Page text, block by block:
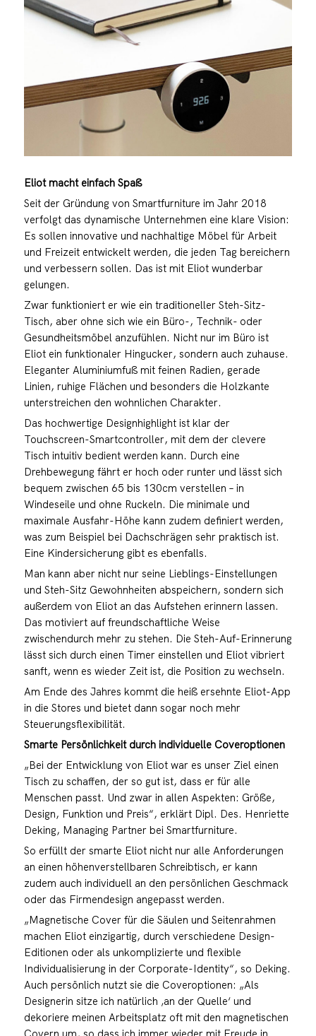
Eliot macht einfach Spaß
Seit der Gründung von Smartfurniture im Jahr 2018
verfolgt das dynamische Unternehmen eine klare Vision:
Es sollen innovative und nachhaltige Möbel für Arbeit
und Freizeit entwickelt werden, die jeden Tag bereichern
und verbessern sollen. Das ist mit Eliot wunderbar
gelungen.
Zwar funktioniert er wie ein traditioneller Steh-Sitz-
Tisch, aber ohne sich wie ein Büro-, Technik- oder
Gesundheitsmöbel anzufühlen. Nicht nur im Büro ist
Eliot ein funktionaler Hingucker, sondern auch zuhause.
Eleganter Aluminiumfuß mit feinen Radien, gerade
Linien, ruhige Flächen und besonders die Holzkante
unterstreichen den wohnlichen Charakter.
Das hochwertige Designhighlight ist klar der
Touchscreen-Smartcontroller, mit dem der clevere
Tisch intuitiv bedient werden kann. Durch eine
Drehbewegung fährt er hoch oder runter und lässt sich
bequem zwischen 65 bis 130cm verstellen – in
Windeseile und ohne Ruckeln. Die minimale und
maximale Ausfahr-Höhe kann zudem definiert werden,
was zum Beispiel bei Dachschrägen sehr praktisch ist.
Eine Kindersicherung gibt es ebenfalls.
Man kann aber nicht nur seine Lieblings-Einstellungen
und Steh-Sitz Gewohnheiten abspeichern, sondern sich
außerdem von Eliot an das Aufstehen erinnern lassen.
Das motiviert auf freundschaftliche Weise
zwischendurch mehr zu stehen. Die Steh-Auf-Erinnerung
lässt sich durch einen Timer einstellen und Eliot vibriert
sanft, wenn es wieder Zeit ist, die Position zu wechseln.
Am Ende des Jahres kommt die heiß ersehnte Eliot-App
in die Stores und bietet dann sogar noch mehr
Steuerungsflexibilität.
Smarte Persönlichkeit durch individuelle Coveroptionen
„Bei der Entwicklung von Eliot war es unser Ziel einen
Tisch zu schaffen, der so gut ist, dass er für alle
Menschen passt. Und zwar in allen Aspekten: Größe,
Design, Funktion und Preis“, erklärt Dipl. Des. Henriette
Deking, Managing Partner bei Smartfurniture.
So erfüllt der smarte Eliot nicht nur alle Anforderungen
an einen höhenverstellbaren Schreibtisch, er kann
zudem auch individuell an den persönlichen Geschmack
oder das Firmendesign angepasst werden.
„Magnetische Cover für die Säulen und Seitenrahmen
machen Eliot einzigartig, durch verschiedene Design-
Editionen oder als unkomplizierte und flexible
Individualisierung in der Corporate-Identity“, so Deking.
Auch persönlich nutzt sie die Coveroptionen: „Als
Designerin sitze ich natürlich ‚an der Quelle‘ und
dekoriere meinen Arbeitsplatz oft mit den magnetischen
Covern um, so dass ich immer wieder mit Freude in